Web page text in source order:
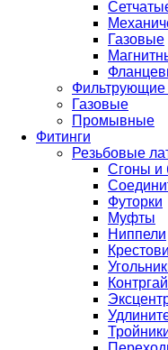
Газовые
Фильтрующие
Газовые
Промывные
Фитинги
Резьбовые
Сгоны и
Футорки
Муфты
Ниппели